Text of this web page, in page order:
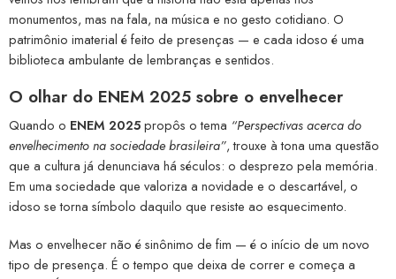
monumentos, mas na fala, na música e no gesto cotidiano. O
patrimônio imaterial é feito de presenças — e cada idoso é uma
biblioteca ambulante de lembranças e sentidos.
O olhar do ENEM 2025 sobre o envelhecer
Quando o ENEM 2025propôs o tema “Perspectivas acerca do
envelhecimento na sociedade brasileira”, trouxe à tona uma questão
que a cultura já denunciava há séculos: o desprezo pela memória.
Em uma sociedade que valoriza a novidade e o descartável, o
idoso se torna símbolo daquilo que resiste ao esquecimento.
Mas o envelhecer não é sinônimo de fim — é o início de um novo
tipo de presença. É o tempo que deixa de correr e começa a